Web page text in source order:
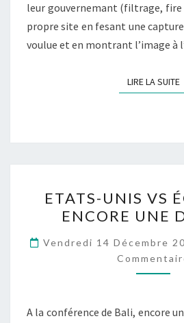
leur gouvernemant (filtrage,
propre site en fesant une
voulue et en montrant l’image à
LIRE LA SUITE
UNIS
VS
UNE
ETATS-UNIS VS
ENCORE UNE
Vendredi 14 Décembre
A la conférence de Bali, encore